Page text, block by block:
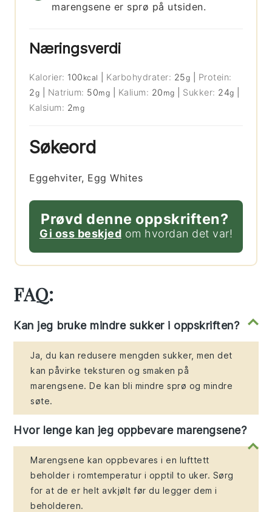
marengsene er sprø på utsiden.
Næringsverdi
Kalorier: 100 kcal Karbohydrater: 25g
Protein:
2g Natrium: 50mg Kalium: 20 mg Sukker: 24g
Kalsium: 2mg
Søkeord
Eggehviter, Egg Whites
Prøvd denne oppskriften?
Gi oss beskjed om hvordan det var!
FAQ:
Kan jeg bruke mindre sukker i oppskriften?
Ja, du kan redusere mengden sukker, men det
kan påvirke teksturen og smaken på
marengsene. De kan bli mindre sprø og mindre
søte.
Hvor lenge kan jeg oppbevare marengsene?
Marengsene kan oppbevares i en lufttett
beholder i romtemperatur i opptil to uker. Sørg
for at de er helt avkjølt før du legger dem i
beholderen.